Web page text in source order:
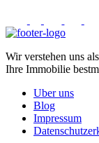
Wir verstehen uns
Ihre Immobilie
Uber uns
Blog
Impressum